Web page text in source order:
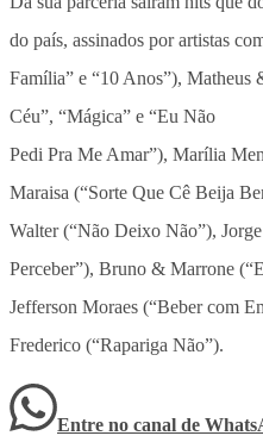
do país, assinados por artistas
Família” e “10 Anos”),
Céu”, “Mágica” e “Eu Não
Pedi Pra Me Amar”), Marília
Maraisa (“Sorte Que Cê Beija
Walter (“Não Deixo Não”),
Perceber”), Bruno & Marrone
Jefferson Moraes (“Beber com
Frederico (“Rapariga Não”).
Entre no canal de